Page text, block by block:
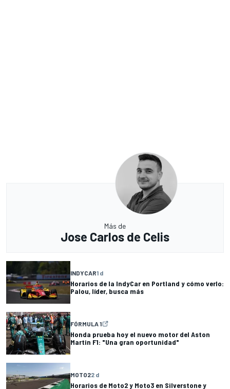
Más de
Jose Carlos de Celis
INDYCAR1 d
Horarios de la IndyCar en Portland y cómo verlo:
Palou, líder, busca más
FÓRMULA 1
Honda prueba hoy el nuevo motor del Aston
Martin F1: "Una gran oportunidad"
MOTO22 d
Horarios de Moto2 y Moto3 en Silverstone y